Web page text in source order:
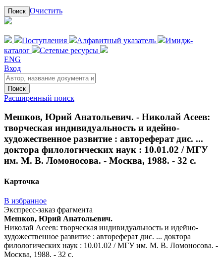
Поиск Очистить
Поступления Алфавитный указатель
Имидж-
каталог
Сетевые ресурсы
ENG
Вход
Поиск
Расширенный поиск
Мешков, Юрий Анатольевич. - Николай Асеев:
творческая индивидуальность и идейно-
художественное развитие : автореферат дис. ...
доктора филологических наук : 10.01.02 / МГУ
им. М. В. Ломоносова. - Москва, 1988. - 32 с.
Карточка
В избранное
Экспресс-заказ фрагмента
Мешков, Юрий Анатольевич.
Николай Асеев: творческая индивидуальность и идейно-
художественное развитие : автореферат дис. ... доктора
филологических наук : 10.01.02 / МГУ им. М. В. Ломоносова. -
Москва, 1988. - 32 с.